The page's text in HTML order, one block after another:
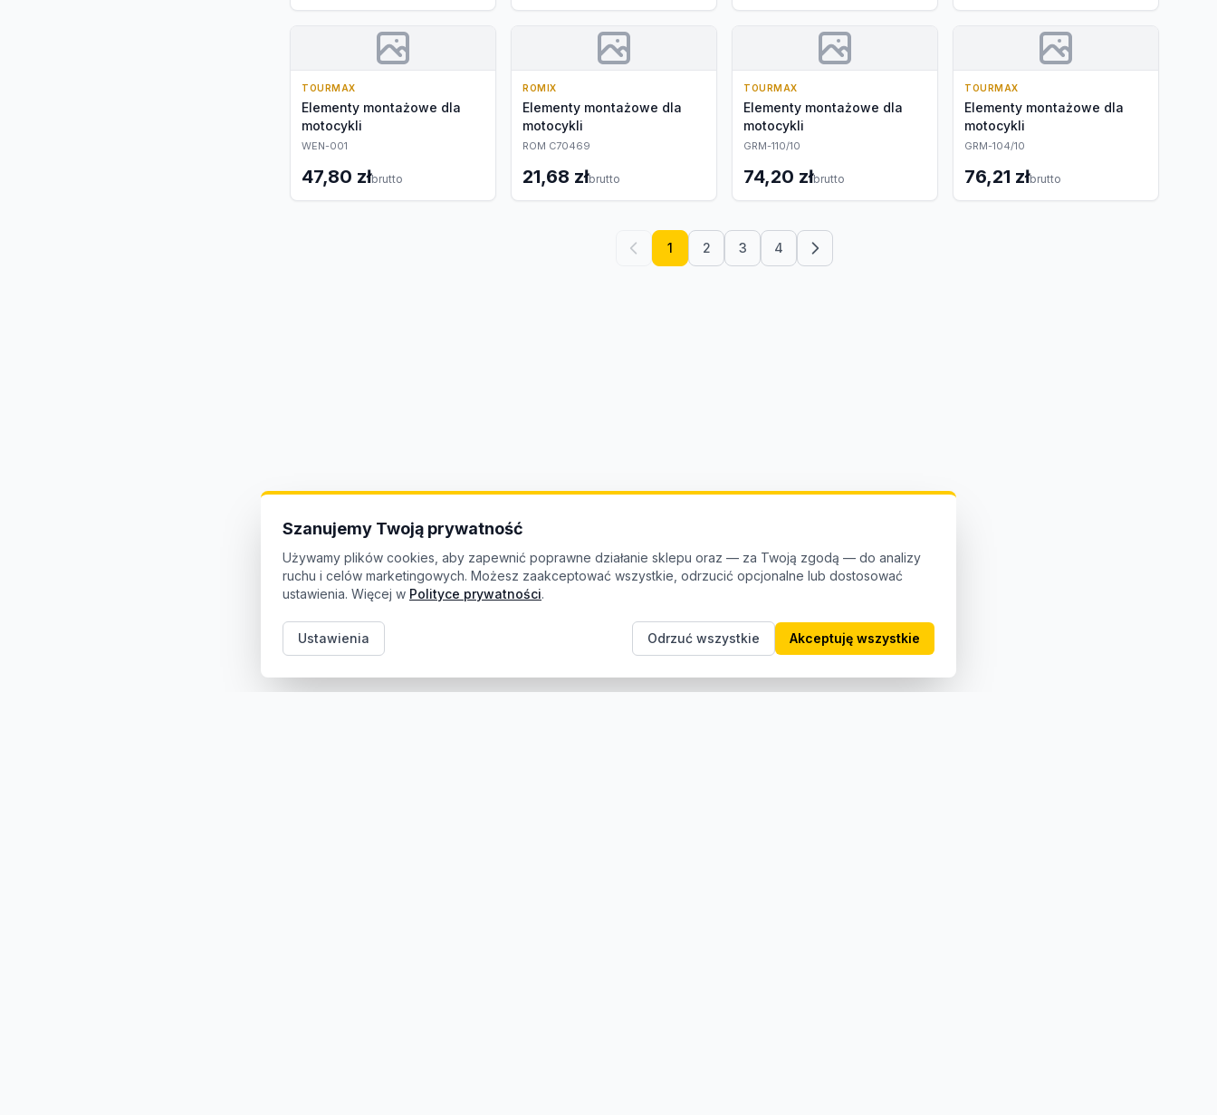
TOURMAX
Elementy montażowe dla
motocykli
WEN-001
47,80 złbrutto
ROMIX
Elementy montażowe dla
motocykli
ROM C70469
21,68 złbrutto
TOURMAX
Elementy montażowe dla
motocykli
GRM-110/10
74,20 złbrutto
TOURMAX
Elementy montażowe dla
motocykli
GRM-104/10
76,21 złbrutto
1 2 3 4
Szanujemy Twoją prywatność
Używamy plików cookies, aby zapewnić poprawne działanie sklepu oraz — za Twoją zgodą — do analizy
ruchu i celów marketingowych. Możesz zaakceptować wszystkie, odrzucić opcjonalne lub dostosować
ustawienia. Więcej w Polityce prywatności.
Ustawienia Odrzuć wszystkie Akceptuję wszystkie